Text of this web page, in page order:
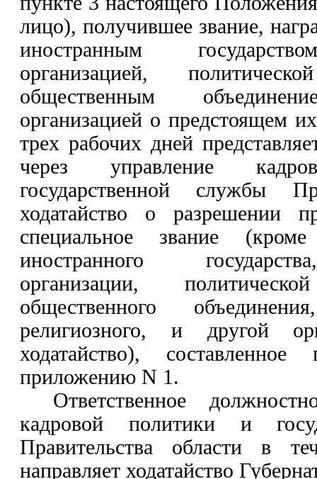
лицо), получившее звание,
иностранным
организацией,
общественным
организацией о предстоящем
трех рабочих дней
через управление
государственной службы
ходатайство о разрешении
специальное звание
иностранного
организации,
общественного
религиозного, и другой
ходатайство),
приложению N 1.
Ответственное
кадровой политики и
Правительства области в
направляет ходатайство